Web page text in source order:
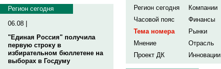
Регион сегодня
06.08 |
"Единая Россия" получила
первую строку в
избирательном бюллетене на
выборах в Госдуму
Регион сегодня
Компании
Часовой пояс
Финансы
Тема номера
Рынки
Мнение
Отрасль
Проект ДК
Инновации